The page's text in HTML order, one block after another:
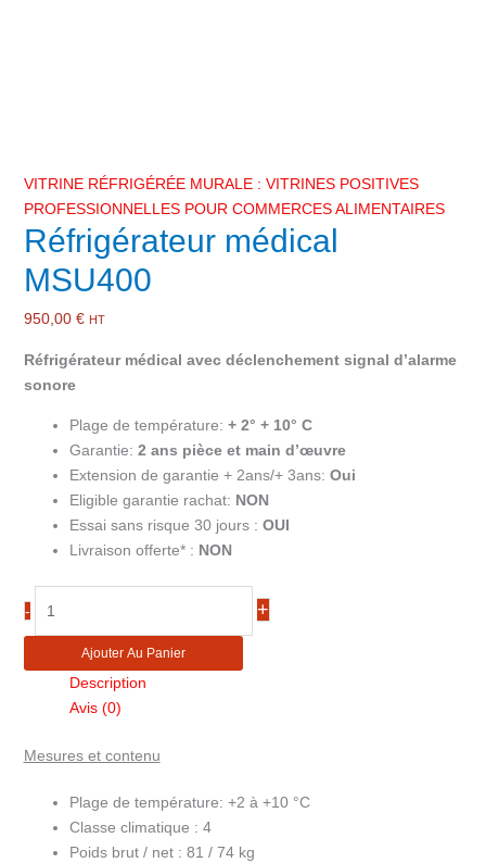
VITRINE RÉFRIGÉRÉE MURALE : VITRINES POSITIVES
PROFESSIONNELLES POUR COMMERCES ALIMENTAIRES
Réfrigérateur médical
MSU400
950,00 € HT
Réfrigérateur médical avec déclenchement signal d’alarme
sonore
Plage de température: + 2° + 10° C
Garantie: 2 ans pièce et main d’œuvre
Extension de garantie + 2ans/+ 3ans: Oui
Eligible garantie rachat: NON
Essai sans risque 30 jours : OUI
Livraison offerte* : NON
-
de
Réfrigérateur
médical
+
Ajouter Au Panier
Description
Avis (0)
Mesures et contenu
Plage de température: +2 à +10 °C
Classe climatique : 4
Poids brut / net : 81 / 74 kg